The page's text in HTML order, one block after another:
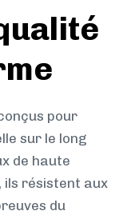
pour
sur le long
de haute
ils résistent aux
du